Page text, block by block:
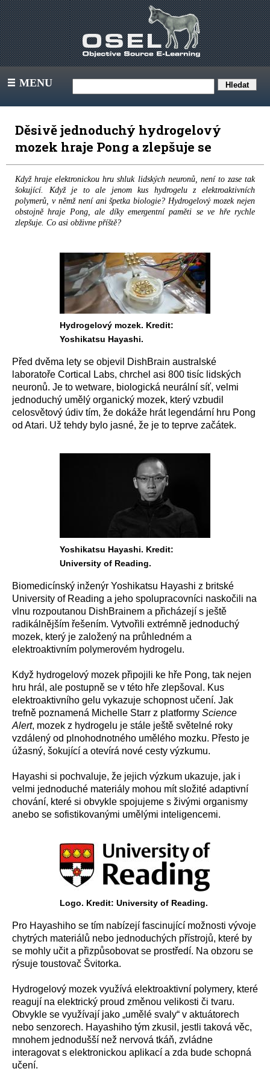
III MENU
Děsivě jednoduchý hydrogelový
mozek hraje Pong a zlepšuje se
Když hraje elektronickou hru shluk lidských neuronů, není to zase tak
šokující. Když je to ale jenom kus hydrogelu z elektroaktivních
polymerů, v němž není ani špetka biologie? Hydrogelový mozek nejen
obstojně hraje Pong, ale díky emergentní paměti se ve hře rychle
zlepšuje. Co asi obživne příště?
Hydrogelový mozek. Kredit:
Yoshikatsu Hayashi.
Před dvěma lety se objevil DishBrain australské
laboratoře Cortical Labs, chrchel asi 800 tisíc lidských
neuronů. Je to wetware, biologická neurální síť, velmi
jednoduchý umělý organický mozek, který vzbudil
celosvětový údiv tím, že dokáže hrát legendární hru Pong
od Atari. Už tehdy bylo jasné, že je to teprve začátek.
Yoshikatsu Hayashi. Kredit:
University of Reading.
Biomedicínský inženýr Yoshikatsu Hayashi z britské
University of Reading a jeho spolupracovníci naskočili na
vlnu rozpoutanou DishBrainem a přicházejí s ještě
radikálnějším řešením. Vytvořili extrémně jednoduchý
mozek, který je založený na průhledném a
elektroaktivním polymerovém hydrogelu.
Když hydrogelový mozek připojili ke hře Pong, tak nejen
hru hrál, ale postupně se v této hře zlepšoval. Kus
elektroaktivního gelu vykazuje schopnost učení. Jak
trefně poznamená Michelle Starr z platformy Science
Alert, mozek z hydrogelu je stále ještě světelné roky
vzdálený od plnohodnotného umělého mozku. Přesto je
úžasný, šokující a otevírá nové cesty výzkumu.
Hayashi si pochvaluje, že jejich výzkum ukazuje, jak i
velmi jednoduché materiály mohou mít složité adaptivní
chování, které si obvykle spojujeme s živými organismy
anebo se sofistikovanými umělými inteligencemi.
Logo. Kredit: University of Reading.
Pro Hayashiho se tím nabízejí fascinující možnosti vývoje
chytrých materiálů nebo jednoduchých přístrojů, které by
se mohly učit a přizpůsobovat se prostředí. Na obzoru se
rýsuje toustovač Švitorka.
Hydrogelový mozek využívá elektroaktivní polymery, které
reagují na elektrický proud změnou velikosti či tvaru.
Obvykle se využívají jako „umělé svaly“ v aktuátorech
nebo senzorech. Hayashiho tým zkusil, jestli taková věc,
mnohem jednodušší než nervová tkáň, zvládne
interagovat s elektronickou aplikací a zda bude schopná
učení.